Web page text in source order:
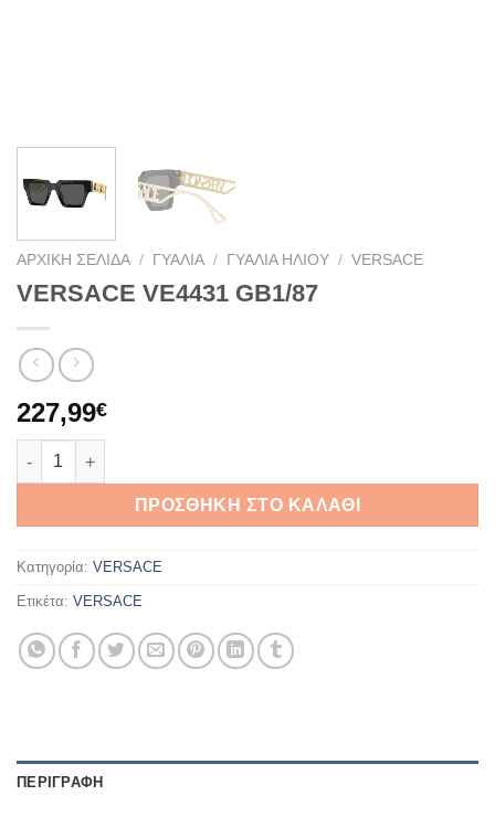
ΑΡΧΙΚΉ ΣΕΛΊΔΑ / ΓΥΑΛΙΆ / ΓΥΑΛΙΆ ΗΛΊΟΥ / VERSACE
VERSACE VE4431 GB1/87
227,99€
VERSACE VE4431 GB1/87 ποσότητα
ΠΡΟΣΘΉΚΗ ΣΤΟ ΚΑΛΆΘΙ
Κατηγορία: VERSACE
Ετικέτα: VERSACE
ΠΕΡΙΓΡΑΦΉ